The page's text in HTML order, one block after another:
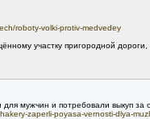
roboty-volki-protiv-medvedey
участку пригородной
мужчин и потребовали выкуп за
zaperli-poyasa-vernosti-dlya-